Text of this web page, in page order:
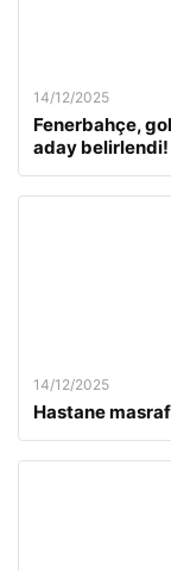
14/12/2025
Fenerbahçe,
aday belirlendi!
14/12/2025
Hastane